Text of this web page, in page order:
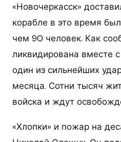
«Новочеркасск»
корабле в это время
чем 90 человек. Как
ликвидирована вместе
один из сильнейших
месяца. Сотни тысяч
войска и ждут
«Хлопки» и пожар на